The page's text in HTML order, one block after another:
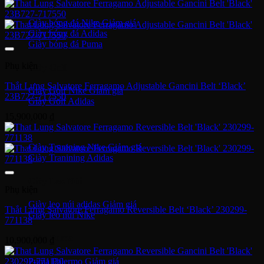
Giày bóng đá Nike
Giày bóng đá Adidas
Giày bóng đá Puma
Giày Golf Nike
Giày Golf Adidas
Giày Training
Giày Tranining Nike
Giày Tranining Adidas
Giày leo núi adidas
Giày leo núi Nike
Puma Palermo
Thắt Lưng Salvatore Ferragamo Adjustable Gancini Belt ‘Black’
23B727-717550
Thắt Lưng Salvatore Ferragamo Reversible Belt ‘Black’ 230299-
771138